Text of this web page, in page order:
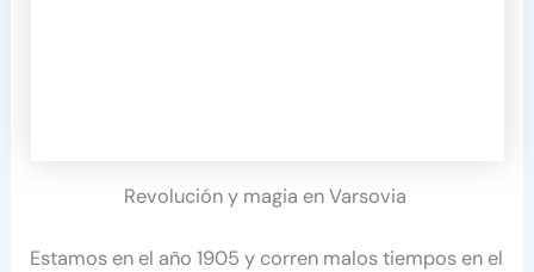
Revolución y magia en Varsovia
Estamos en el año 1905 y corren malos tiempos en el